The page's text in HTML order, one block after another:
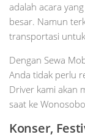
adalah acara
besar. Namun
transportasi
Dengan Sewa
Anda tidak perlu
Driver kami akan
saat ke
Konser,